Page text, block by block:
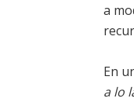
a
En
a lo